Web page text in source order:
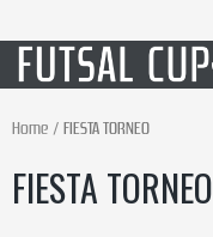
Home FIESTA TORNEO
FIESTA TORNEO